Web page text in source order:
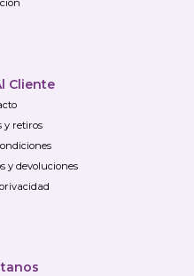
Cliente
y retiros
y devoluciones